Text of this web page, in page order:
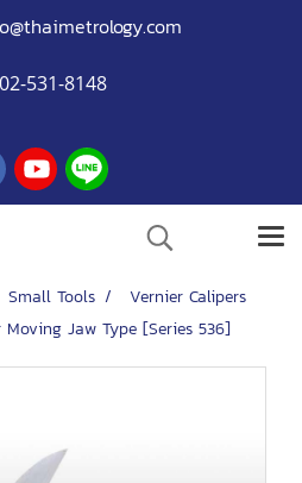
02-531-8148
Small Tools
Vernier Calipers
Jaw Type [Series 536]